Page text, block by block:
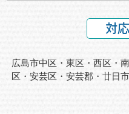
対
広島市中区・東区・西区・
区・安芸区・ 安芸郡・廿日